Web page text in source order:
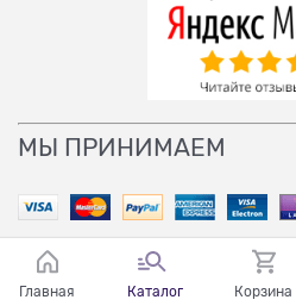
МЫ ПРИНИМАЕМ
Главная Каталог Корзина